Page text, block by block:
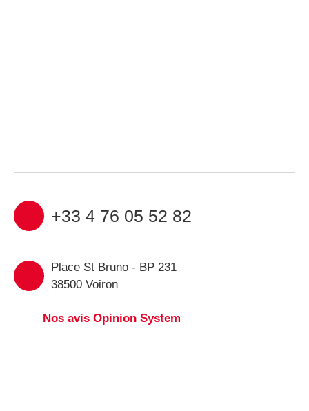
+33 4 76 05 52 82
Place St Bruno - BP 231
38500 Voiron
Nos avis Opinion System